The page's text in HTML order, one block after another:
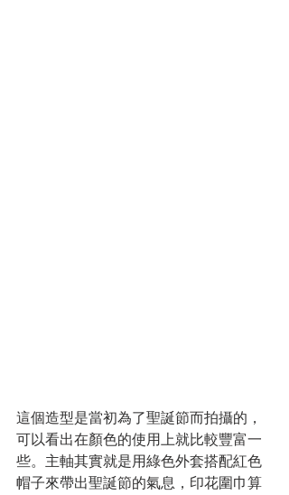
這個造型是當初為了聖誕節而拍攝的，
可以看出在顏色的使用上就比較豐富一
些。主軸其實就是用綠色外套搭配紅色
帽子來帶出聖誕節的氣息，印花圍巾算